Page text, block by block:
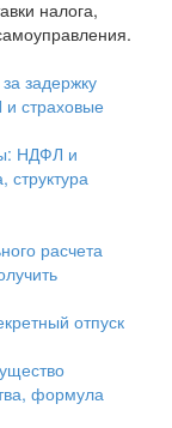
налога,
НДФЛ и
структура
отпуск